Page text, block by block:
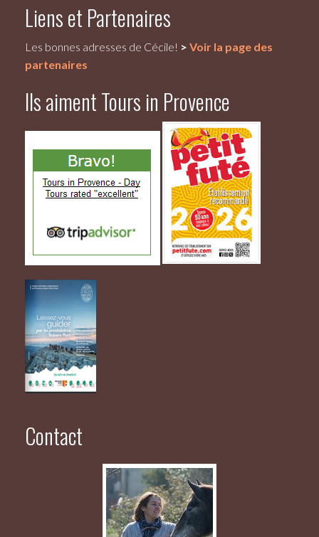
Liens et Partenaires
Les bonnes adresses de Cécile! > Voir la page des
partenaires
Ils aiment Tours in Provence
Contact